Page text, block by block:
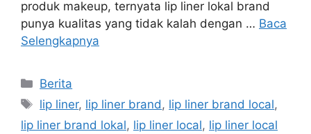
produk makeup, ternyata lip liner lokal brand
punya kualitas yang tidak kalah dengan … Baca
Selengkapnya
Kategori
Berita
Tag
lip liner, lip liner brand , lip liner brand local,
lip liner brand lokal, lip liner local, lip liner local